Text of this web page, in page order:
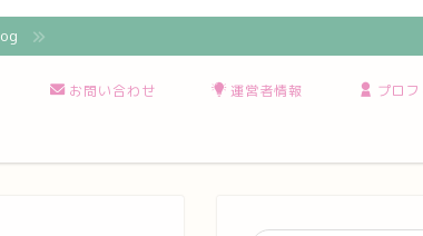
お問い合わせ 運営者情報 プロ